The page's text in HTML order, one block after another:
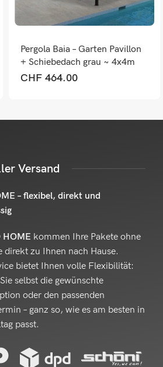
Pergola Baia – Garten Pavillon
+ Schiebedach grau ~ 4x4m
CHF 464.00
Versand
– flexibel, direkt und
HOME kommen Ihre Pakete ohne
direkt zu Ihnen nach Hause.
bietet Ihnen volle Flexibilität:
selbst die gewünschte
oder den passenden
– ganz so, wie es am besten in
passt.